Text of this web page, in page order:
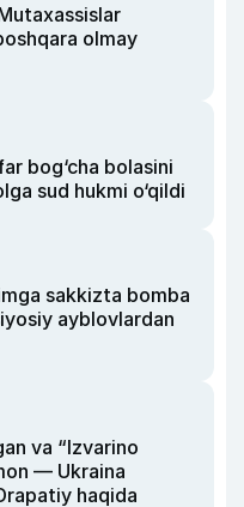
olmay
bog‘cha bolasini
sud hukmi o‘qildi
sakkizta bomba
ayblovlardan
va “Izvarino
— Ukraina
haqida